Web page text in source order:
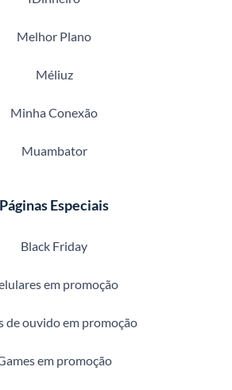
Melhor Plano
Méliuz
Minha Conexão
Muambator
Páginas Especiais
Black Friday
em promoção
de ouvido em promoção
em promoção